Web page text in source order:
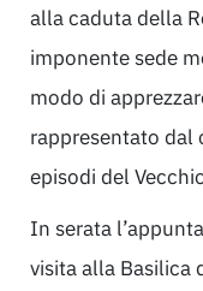
alla caduta della
imponente sede
modo di
rappresentato
episodi del
In serata
visita alla Basilica